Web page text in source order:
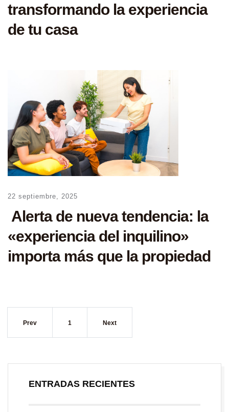
transformando la experiencia
de tu casa
22 septiembre, 2025
Alerta de nueva tendencia: la
«experiencia del inquilino»
importa más que la propiedad
Prev 1 Next
ENTRADAS RECIENTES